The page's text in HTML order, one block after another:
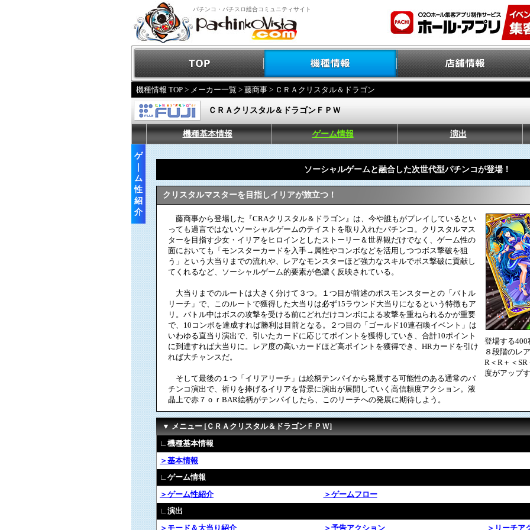
パチンコ・パチスロ総合コミュニティサイト
機種情報 TOP > メーカー一覧 > 藤商事 > ＣＲＡクリスタル＆ドラゴン
ＣＲＡクリスタル＆ドラゴンＦＰＷ
機種基本情報 ゲーム情報 演出
ゲ
ム
性
紹
介
ソーシャルゲームと融合した次世代型パチンコが登場！
クリスタルマスターを目指しイリアが旅立つ！
藤商事から登場した『CRAクリスタル＆ドラゴン』は、今や誰もがプレイしているとい
っても過言ではないソーシャルゲームのテイストを取り入れたパチンコ。クリスタルマス
ターを目指す少女・イリアをヒロインとしたストーリー＆世界観だけでなく、ゲーム性の
面においても「モンスターカードを入手→属性やコンボなどを活用しつつボス撃破を狙
う」という大当りまでの流れや、レアなモンスターほど強力なスキルでボス撃破に貢献し
てくれるなど、ソーシャルゲーム的要素が色濃く反映されている。
大当りまでのルートは大きく分けて３つ。１つ目が前述のボスモンスターとの「バトル
リーチ」で、このルートで獲得した大当りは必ず15ラウンド大当りになるという特徴もア
リ。バトル中はボスの攻撃を受ける前にどれだけコンボによる攻撃を重ねられるかが重要
で、10コンボを達成すれば勝利は目前となる。２つ目の「ゴールド10連召喚イベント」は
いわゆる直当り演出で、引いたカードに応じてポイントを獲得していき、合計10ポイント
に到達すれば大当りに。レア度の高いカードほど高ポイントを獲得でき、HRカードを引け
れば大チャンスだ。
そして最後の１つ「イリアリーチ」は絵柄テンパイから発展する可能性のある通常のパ
チンコ演出で、祈りを捧げるイリアを背景に演出が展開していく高信頼度アクション。液
晶上で赤７ｏｒBAR絵柄がテンパイしたら、このリーチへの発展に期待しよう。
登場する
８段階のレ
R＜R＋＜
度がアップ
▼ メニュー [ＣＲＡクリスタル＆ドラゴンＦＰＷ]
∟機種基本情報
＞基本情報
∟ゲーム情報
＞ゲーム性紹介
＞ゲームフロー
∟演出
＞モード＆大当り紹介
＞予告アクション ＞リーチア